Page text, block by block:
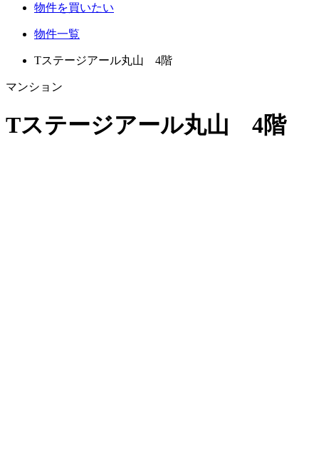
物件を買いたい
物件一覧
Tステージアール丸山 4階
マンション
Tステージアール丸山 4階